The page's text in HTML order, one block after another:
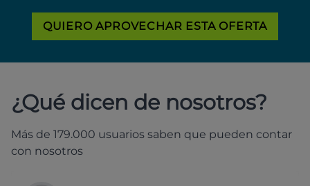
QUIERO APROVECHAR ESTA OFERTA
¿Qué dicen de nosotros?
Más de 179.000 usuarios saben que pueden contar
con nosotros